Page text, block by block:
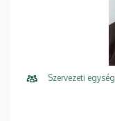
Szervezeti egység